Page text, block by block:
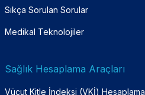
Sıkça Sorulan Sorular
Medikal Teknolojiler
Sağlık Hesaplama Araçları
Vücut Kitle İndeksi (VKİ) Hesaplama